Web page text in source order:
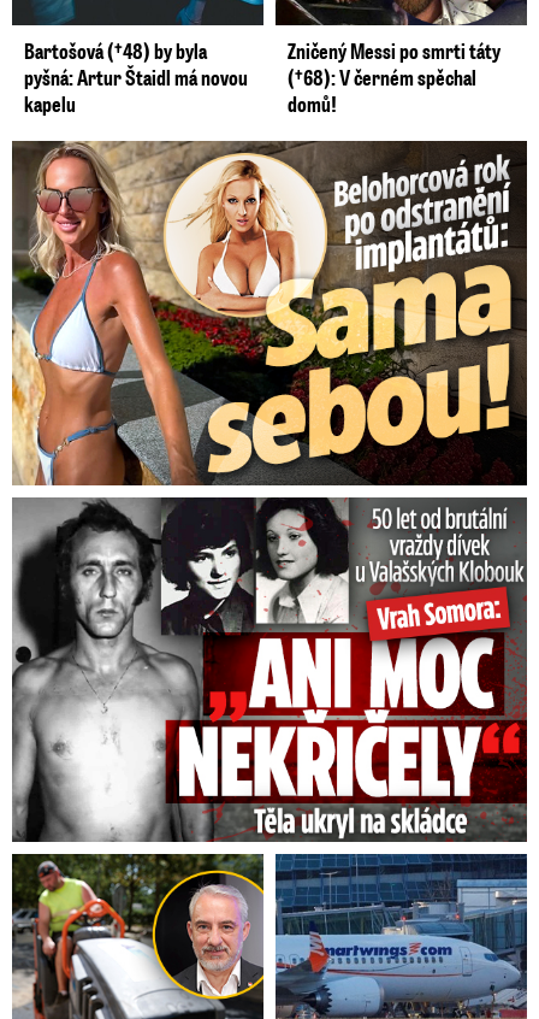
Bartošová (†48) by byla
pyšná: Artur Štaidl má novou
kapelu
Zničený Messi po smrti táty
(†68): V černém spěchal
domů!
Belohorcová rok po odstranění implantátů: Konečně sama sebou
50 let od běsnění Somory: Těla dívek vrah ukryl na skládce